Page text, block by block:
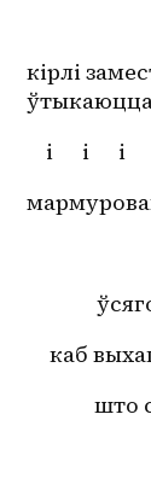
кірлі
ўтыкаюцца
і
і
і
каб
што